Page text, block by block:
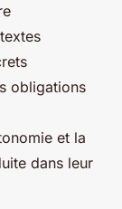
obligations
et la
dans leur